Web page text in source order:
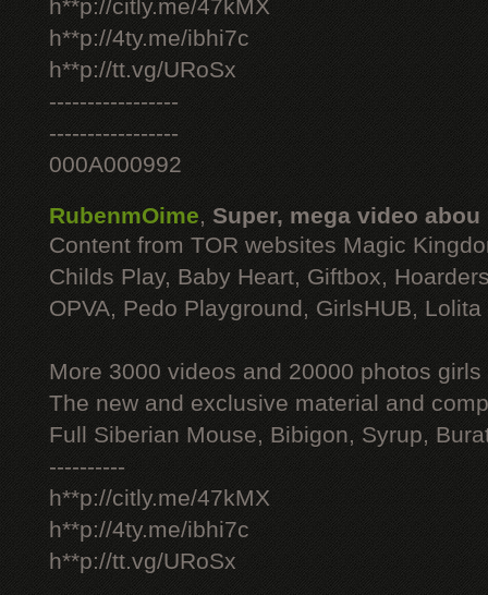
h**p://citly.me/47kMX
h**p://4ty.me/ibhi7c
h**p://tt.vg/URoSx
-----------------
-----------------
000A000992
RubenmOime, Super, mega video abou
Content from TOR websites Magic
Childs Play, Baby Heart, Giftbox,
OPVA, Pedo Playground, GirlsHUB, Lolita
More 3000 videos and 20000 photos
The new and exclusive material and
Full Siberian Mouse, Bibigon, Syrup,
----------
h**p://citly.me/47kMX
h**p://4ty.me/ibhi7c
h**p://tt.vg/URoSx